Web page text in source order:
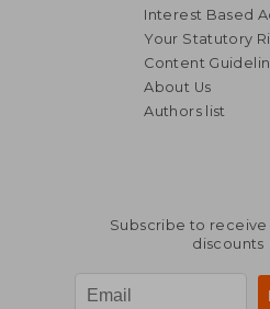
Interest Based
Your Statutory
Content
About Us
Authors list
Subscribe to receive
discounts